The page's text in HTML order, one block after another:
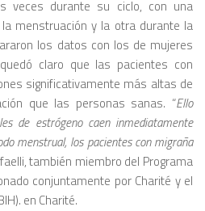
veces durante su ciclo, con una
menstruación y la otra durante la
los datos con los de mujeres
claro que las pacientes con
significativamente más altas de
que las personas sanas. “Ello
de estrógeno caen inmediatamente
menstrual, los pacientes con migraña
también miembro del Programa
conjuntamente por Charité y el
en Charité.